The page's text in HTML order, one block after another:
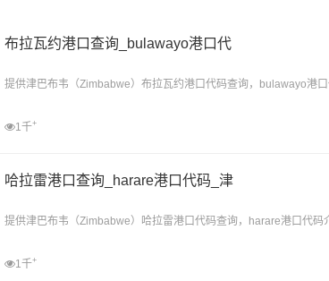
布拉瓦约港口查询_bulawayo港口代
提供津巴布韦（Zimbabwe）布拉瓦约港口代码查询，bulawayo港
1千+
哈拉雷港口查询_harare港口代码_津
提供津巴布韦（Zimbabwe）哈拉雷港口代码查询，harare港口代码
1千+